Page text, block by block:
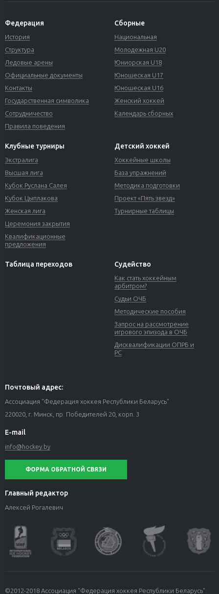
Федерация
История
Структура
Ледовые арены
Официальные документы
Контакты
Государственная символика
Сотрудничество
Правила поведения
Сборные
Национальная
Молодежная U20
Юниорская U18
Юношеская U17
Юношеская U16
Женский хоккей
Календарь сборных
Клубные турниры
Экстралига
Высшая лига
Кубок Руслана Салея
Кубок Цыплакова
Женская лига
Церемония закрытия
Квалификационные
предложения
Детский хоккей
Хоккейные школы
База упражнений
Методика подготовки
Проект «Пять звезд»
Турнирные таблицы
Таблица переходов Судейство
Как стать хоккейным
арбитром?
Судьи ОЧБ
Методические пособия
Запрос на рассмотрение
игрового эпизода в ОЧБ
Дисквалификации ОПРБ и
РС
Почтовый адрес:
Ассоциация "Федерация хоккея Республики Беларусь"
220020, г. Минск, пр. Победителей 20, корп. 3
E-mail
info@hockey.by
ФОРМА ОБРАТНОЙ СВЯЗИ
Главный редактор
Алексей Рогалевич
©2012-2018 Ассоциация "Федерация хоккея Республики Беларусь".